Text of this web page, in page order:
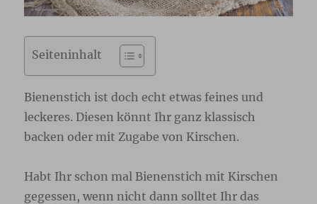
Seiteninhalt
Bienenstich ist doch echt etwas feines und
leckeres. Diesen könnt Ihr ganz klassisch
backen oder mit Zugabe von Kirschen.
Habt Ihr schon mal Bienenstich mit Kirschen
gegessen, wenn nicht dann solltet Ihr das